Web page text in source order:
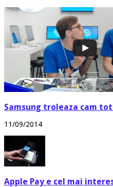
Samsung troleaza cam
11/09/2014
Apple Pay e cel mai